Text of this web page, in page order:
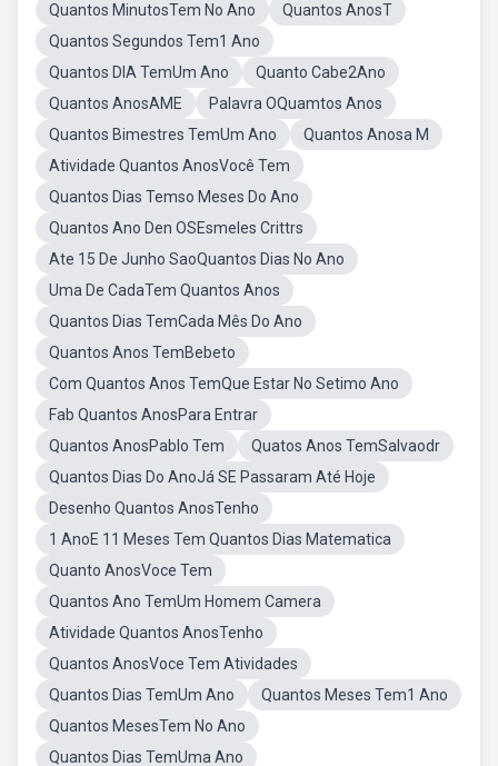
Quantos MinutosTem No Ano
Quantos AnosT
Quantos Segundos Tem1 Ano
Quantos DIA TemUm Ano
Quanto Cabe2Ano
Quantos AnosAME
Palavra OQuamtos Anos
Quantos Bimestres TemUm Ano
Quantos Anosa M
Atividade Quantos AnosVocê Tem
Quantos Dias Temso Meses Do Ano
Quantos Ano Den OSEsmeles Crittrs
Ate 15 De Junho SaoQuantos Dias No Ano
Uma De CadaTem Quantos Anos
Quantos Dias TemCada Mês Do Ano
Quantos Anos TemBebeto
Com Quantos Anos TemQue Estar No Setimo Ano
Fab Quantos AnosPara Entrar
Quantos AnosPablo Tem
Quatos Anos TemSalvaodr
Quantos Dias Do AnoJá SE Passaram Até Hoje
Desenho Quantos AnosTenho
1 AnoE 11 Meses Tem Quantos Dias Matematica
Quanto AnosVoce Tem
Quantos Ano TemUm Homem Camera
Atividade Quantos AnosTenho
Quantos AnosVoce Tem Atividades
Quantos Dias TemUm Ano
Quantos Meses Tem1 Ano
Quantos MesesTem No Ano
Quantos Dias TemUma Ano